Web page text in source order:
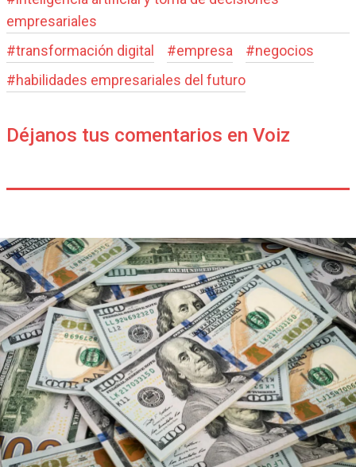
empresariales
#transformación digital #empresa #negocios
#habilidades empresariales del futuro
Déjanos tus comentarios en Voiz